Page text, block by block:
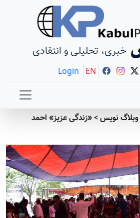
خبری، تحلیلی و انتقادی
Login EN
وبلاگ نویس>«زندگی عزیز» احمد